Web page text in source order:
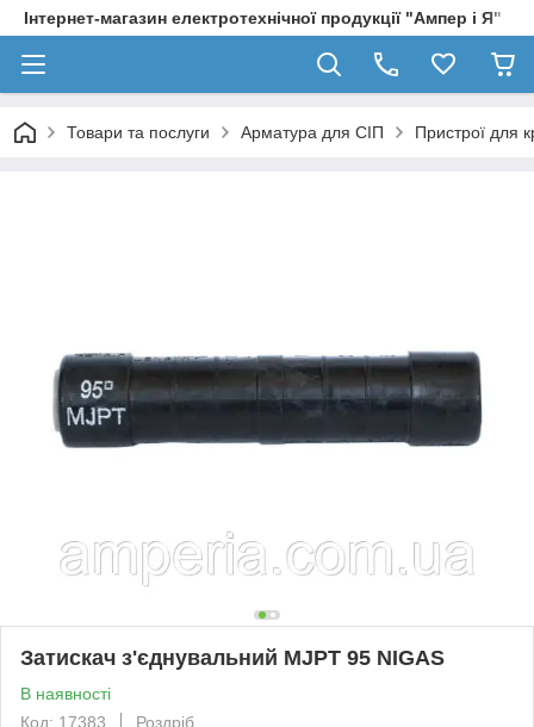
Інтернет-магазин електротехнічної продукції "Ампер і Я"
Товари та послуги Арматура для СІП Пристрої для
Затискач з'єднувальний MJPT 95 NIGAS
В наявності
Код: 17383
Роздріб